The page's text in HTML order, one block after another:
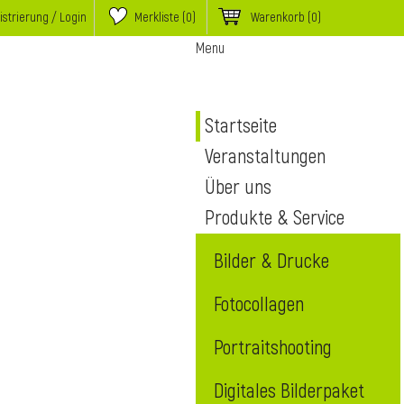
/ Login Merkliste (0) Warenkorb (0)
Menu
Startseite
Veranstaltungen
Über uns
Produkte & Service
Bilder & Drucke
Fotocollagen
Portraitshooting
Digitales Bilderpaket